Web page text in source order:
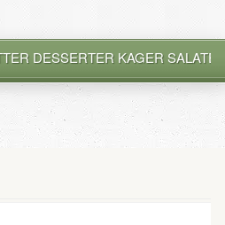
DESSERTER KAGER